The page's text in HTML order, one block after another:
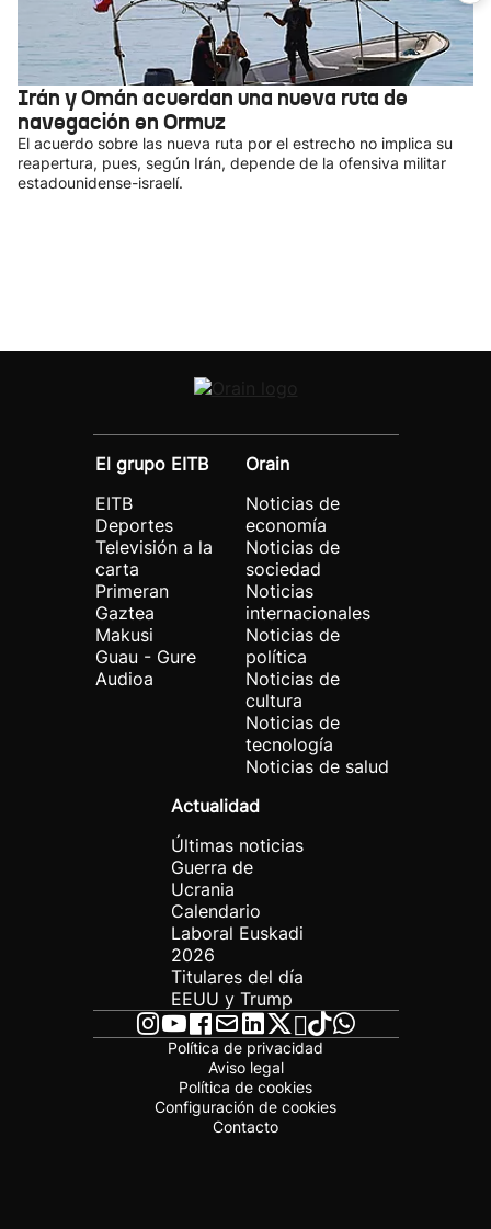
Irán y Omán acuerdan una nueva ruta de
navegación en Ormuz
El acuerdo sobre las nueva ruta por el estrecho no implica su
reapertura, pues, según Irán, depende de la ofensiva militar
estadounidense-israelí.
El grupo EITB
EITB
Deportes
Televisión a la
carta
Primeran
Gaztea
Makusi
Guau - Gure
Audioa
Orain
Noticias de
economía
Noticias de
sociedad
Noticias
internacionales
Noticias de
política
Noticias de
cultura
Noticias de
tecnología
Noticias de salud
Actualidad
Últimas noticias
Guerra de
Ucrania
Calendario
Laboral Euskadi
2026
Titulares del día
EEUU y Trump
Política de privacidad
Aviso legal
Política de cookies
Configuración de cookies
Contacto